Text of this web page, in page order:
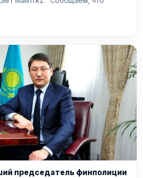
председатель финполиции